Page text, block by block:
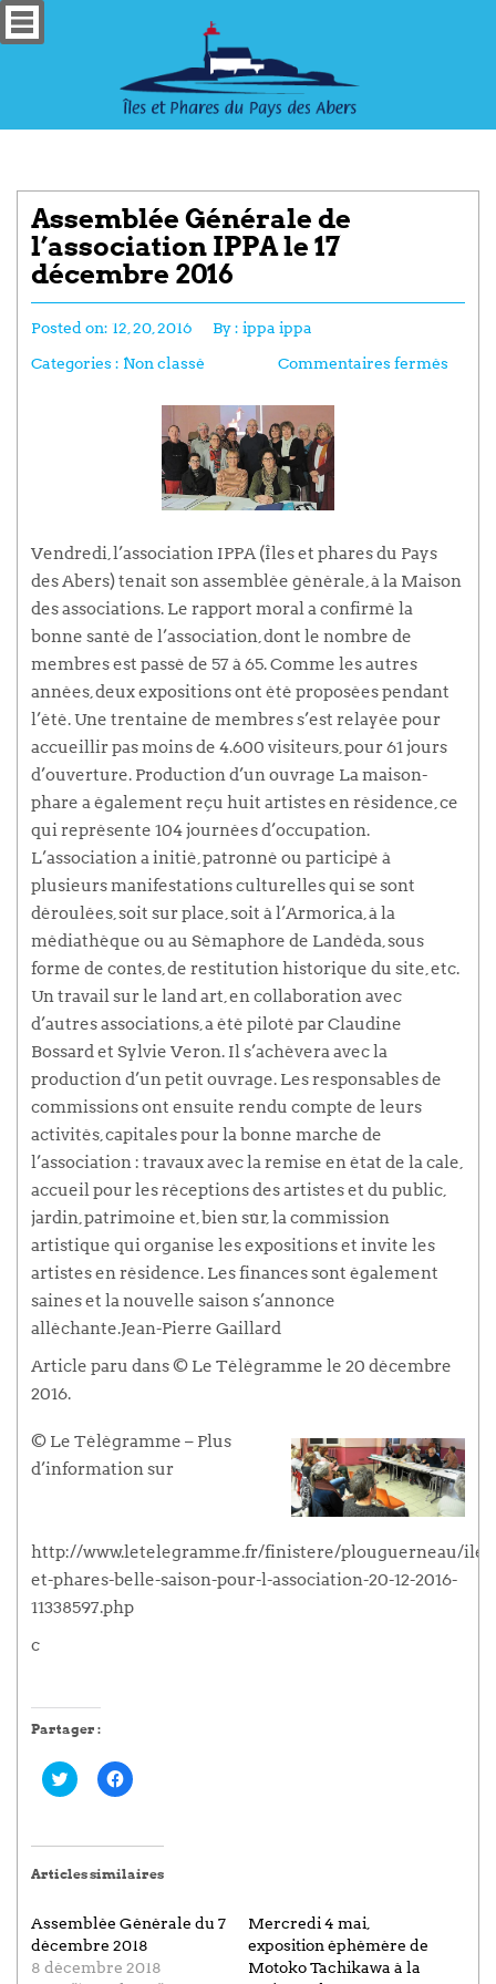
Assemblée Générale de
l’association IPPA le 17
décembre 2016
Posted on: 12, 20, 2016 By : ippa ippa
Categories : Non classé Commentaires fermés
Vendredi, l’association IPPA (Îles et phares du Pays
des Abers) tenait son assemblée générale, à la Maison
des associations. Le rapport moral a confirmé la
bonne santé de l’association, dont le nombre de
membres est passé de 57 à 65. Comme les autres
années, deux expositions ont été proposées pendant
l’été. Une trentaine de membres s’est relayée pour
accueillir pas moins de 4.600 visiteurs, pour 61 jours
d’ouverture. Production d’un ouvrage La maison-
phare a également reçu huit artistes en résidence, ce
qui représente 104 journées d’occupation.
L’association a initié, patronné ou participé à
plusieurs manifestations culturelles qui se sont
déroulées, soit sur place, soit à l’Armorica, à la
médiathèque ou au Sémaphore de Landéda, sous
forme de contes, de restitution historique du site, etc.
Un travail sur le land art, en collaboration avec
d’autres associations, a été piloté par Claudine
Bossard et Sylvie Veron. Il s’achèvera avec la
production d’un petit ouvrage. Les responsables de
commissions ont ensuite rendu compte de leurs
activités, capitales pour la bonne marche de
l’association : travaux avec la remise en état de la cale,
accueil pour les réceptions des artistes et du public,
jardin, patrimoine et, bien sûr, la commission
artistique qui organise les expositions et invite les
artistes en résidence. Les finances sont également
saines et la nouvelle saison s’annonce
alléchante.Jean-Pierre Gaillard
Article paru dans © Le Télégramme le 20 décembre
2016.
© Le Télégramme – Plus
d’information sur
http://www.letelegramme.fr/finistere/plouguerneau/
et-phares-belle-saison-pour-l-association-20-12-2016-
11338597.php
c
Partager :
Cliquez
pour
dans
nouvelle
Cliquez
pour
dans
nouvelle
Articles similaires
Assemblée Générale du 7
décembre 2018
8 décembre 2018
Mercredi 4 mai,
exposition éphémère de
Motoko Tachikawa à la